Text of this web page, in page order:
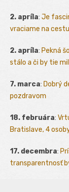
2. apríla: Je
vraciame na
2. apríla: Pekná
stálo a či by tie
7. marca: Dobrý
pozdravom
18. februára:
Bratislave, 4
17. decembra:
transparentnosť